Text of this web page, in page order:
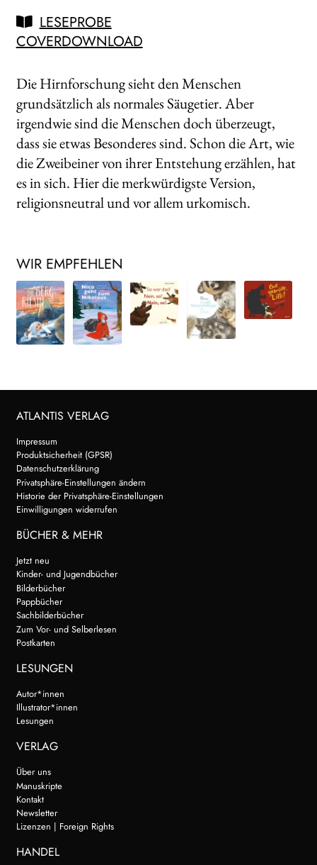
LESEPROBE
COVERDOWNLOAD
Die Hirnforschung sieht den Menschen
grundsätzlich als normales Säugetier. Aber
irgendwie sind die Menschen doch überzeugt,
dass sie etwas Besonderes sind. Schon die Art, wie
die Zweibeiner von ihrer Entstehung erzählen, hat
es in sich. Hier die merkwürdigste Version,
religionsneutral und vor allem urkomisch.
WIR EMPFEHLEN
ATLANTIS VERLAG
Impressum
Produktsicherheit (GPSR)
Datenschutzerklärung
Privatsphäre-Einstellungen ändern
Historie der Privatsphäre-Einstellungen
Einwilligungen widerrufen
BÜCHER & MEHR
Jetzt neu
Kinder- und Jugendbücher
Bilderbücher
Pappbücher
Sachbilderbücher
Zum Vor- und Selberlesen
Postkarten
LESUNGEN
Autor*innen
Illustrator*innen
Lesungen
VERLAG
Über uns
Manuskripte
Kontakt
Newsletter
Lizenzen | Foreign Rights
HANDEL